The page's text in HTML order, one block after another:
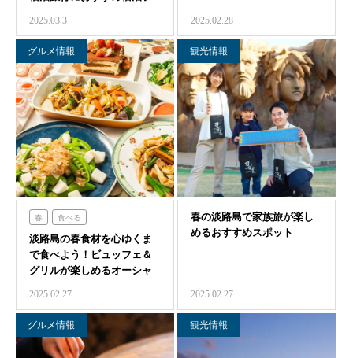
2025.03.3 クラフトサーカス
2025.02.28
グルメ情報
春 食べる
オーシャンテラス
淡路島の春食材を心ゆくま
で食べよう！ビュッフェ＆
グリルが楽しめるオーシャ
2025.02.27
観光情報
春の淡路島で家族旅が楽し
めるおすすめスポット
2025.02.27
グルメ情報 観光情報